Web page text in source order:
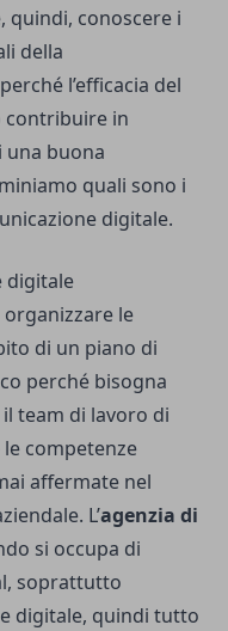
quindi, conoscere i
della
l’efficacia del
contribuire in
una buona
quali sono i
digitale.
digitale
organizzare le
di un piano di
perché bisogna
team di lavoro di
le competenze
affermate nel
L’agenzia di
si occupa di
soprattutto
digitale, quindi tutto